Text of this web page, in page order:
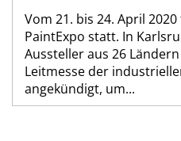
Vom 21. bis 24. April
PaintExpo statt. In
Aussteller aus 26
Leitmesse der
angekündigt, um...